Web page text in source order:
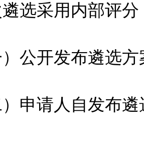
采用内部评分
开发布遴选方
请人自发布遴